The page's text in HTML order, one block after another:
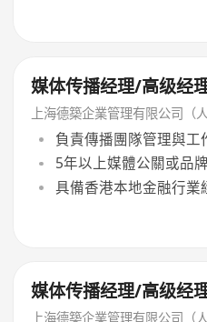
媒体传播经理/高级经
上海德築企業管理有限公司（
負責傳播團隊管理與工
5年以上媒體公關或品
具備香港本地金融行業
媒体传播经理/高级经
上海德築企業管理有限公司（